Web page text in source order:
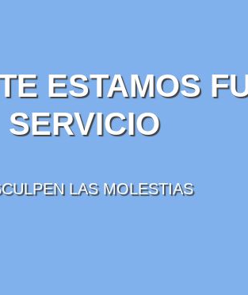
ESTAMOS
SERVICIO
LAS MOLESTIAS